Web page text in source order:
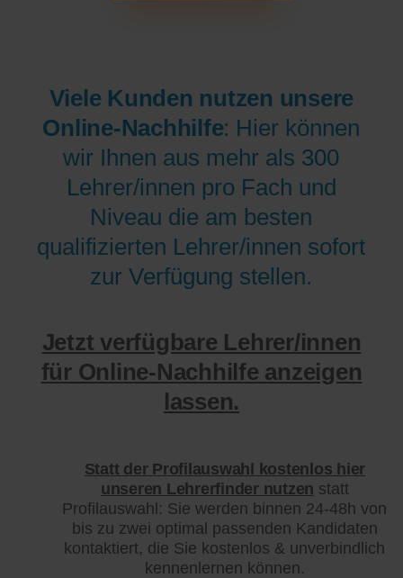
Viele Kunden nutzen unsere
Online-Nachhilfe: Hier können
wir Ihnen aus mehr als 300
Lehrer/innen pro Fach und
Niveau die am besten
qualifizierten Lehrer/innen sofort
zur Verfügung stellen.
Jetzt verfügbare Lehrer/innen
für Online-Nachhilfe anzeigen
lassen.
Statt der Profilauswahl kostenlos hier
unseren Lehrerfinder nutzen statt
Profilauswahl: Sie werden binnen 24-48h von
bis zu zwei optimal passenden Kandidaten
kontaktiert, die Sie kostenlos & unverbindlich
kennenlernen können.